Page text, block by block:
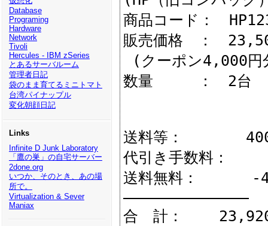
Database
Programing
Hardware
Network
Tivoli
Hercules - IBM zSeries
とあるサーバルーム
管理者日記
袋のまま育てるミニトマト
台湾パイナップル
変化朝顔日記
Links
Infinite D Junk Laboratory
「鷹の巣」の自宅サーバー
2done.org
いつか、そのとき、あの場
所で。
Virtualization & Sever
Maniax
商品コード：　
販売価格　：　
数量　　　：　2台
送料等：
代引き手数料：
送料無料：      -
――――――――――――――
合　計：